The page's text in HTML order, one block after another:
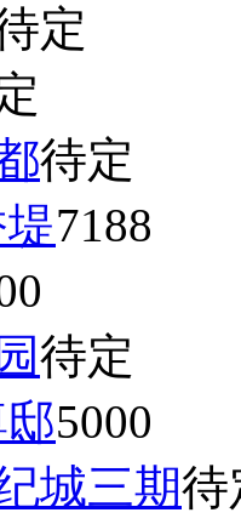
定
待定
7188
待定
5000
城三期待